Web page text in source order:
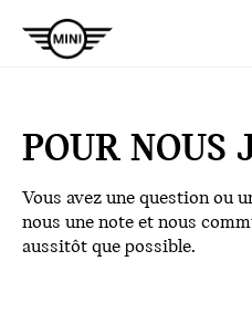
POUR NOUS
Vous avez une question ou
nous une note et nous
aussitôt que possible.